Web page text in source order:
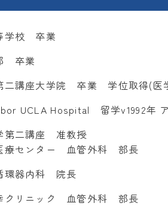
学校 卒業
卒業
二講座大学院 卒業 学位取得(医
UCLA Hospital 留学v1992年
第二講座 准教授
療センター 血管外科 部長
環器内科 院長
クリニック 血管外科 部長